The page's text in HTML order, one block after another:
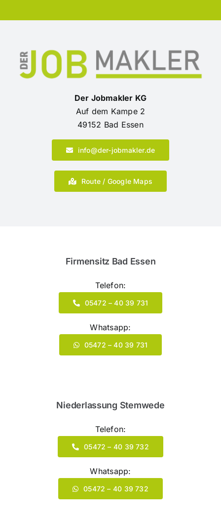
Der Jobmakler KG
Auf dem Kampe 2
49152 Bad Essen
info@der-jobmakler.de
Route / Google Maps
Firmensitz Bad Essen
Telefon:
05472 – 40 39 731
Whatsapp:
05472 – 40 39 731
Niederlassung Stemwede
Telefon:
05472 – 40 39 732
Whatsapp:
05472 – 40 39 732